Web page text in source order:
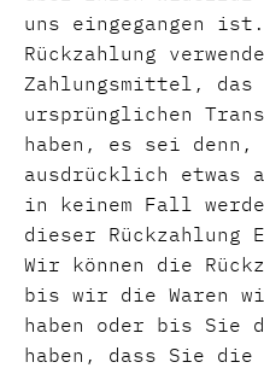
uns eingegangen
Rückzahlung
Zahlungsmittel,
ursprünglichen
haben, es sei denn,
ausdrücklich etwas
in keinem Fall
dieser Rückzahlung
Wir können die
bis wir die Waren
haben oder bis Sie
haben, dass Sie die